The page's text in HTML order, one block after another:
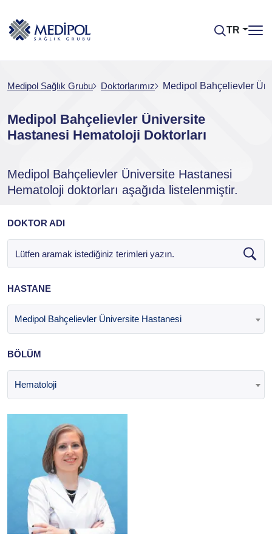
TR
Medipol Sağlık Grubu Doktorlarımız Medipol Bahçelievler
Medipol Bahçelievler Üniversite
Hastanesi Hematoloji Doktorları
Medipol Bahçelievler Üniversite Hastanesi
Hematoloji doktorları aşağıda listelenmiştir.
DOKTOR ADI
HASTANE
Medipol Bahçelievler Üniversite Hastanesi
BÖLÜM
Hematoloji